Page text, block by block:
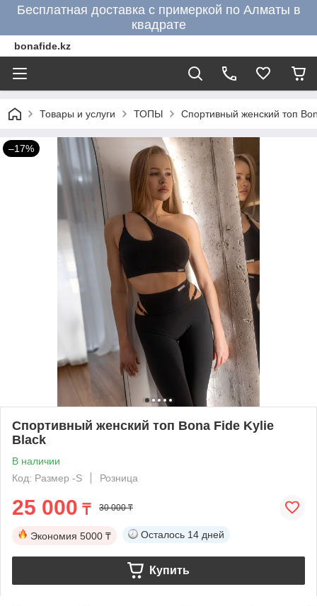
Бесплатная доставка с примеркой по Алматы в
квадрате
bonafide.kz
Товары и услуги ТОПЫ Спортивный женский топ
–17%
Спортивный женский топ Bona Fide Kylie
Black
В наличии
Код: Размер -S
Розница
25 000 ₸ 30 000 ₸
Экономия 5000 ₸ Осталось 14 дней
Купить